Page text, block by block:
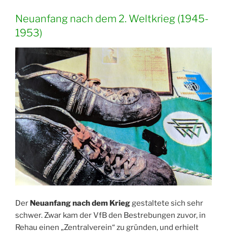
Neuanfang nach dem 2. Weltkrieg (1945-
1953)
Der Neuanfang nach dem Krieg gestaltete sich sehr
schwer. Zwar kam der VfB den Bestrebungen zuvor, in
Rehau einen „Zentralverein“ zu gründen, und erhielt